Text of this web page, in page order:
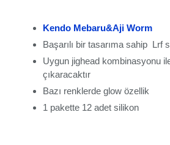
Kendo Mebaru&Aji Worm
Başarılı bir tasarıma sahip Lrf
Uygun jighead kombinasyonu
çıkaracaktır
Bazı renklerde glow özellik
1 pakette 12 adet silikon